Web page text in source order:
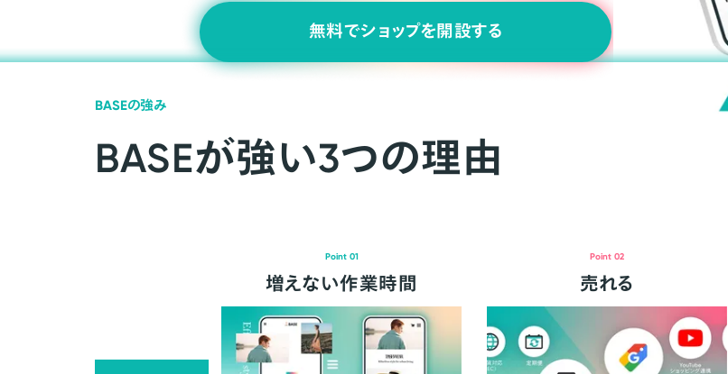
無料でショップを開設する
BASEの強み
BASEが強い3つの理由
Point 01
増えない作業時間
Point 02
売れる